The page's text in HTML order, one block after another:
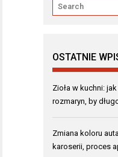
OSTATNIE
Zioła w kuchni:
rozmaryn, by
Zmiana koloru
karoserii, proces